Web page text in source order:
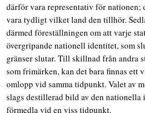
därför vara representativ för nationen;
vara tydligt vilket land den tillhör.
därmed föreställningen om att varje
övergripande nationell identitet, som
gränser slutar. Till skillnad från andra
som frimärken, kan det bara finnas ett
omlopp vid samma tidpunkt. Valet av
slags destillerad bild av den
förmedla vid en viss tidpunkt.